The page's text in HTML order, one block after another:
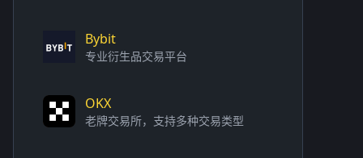
Bybit
专业衍生品交易平台
OKX
老牌交易所，支持多种交易类型